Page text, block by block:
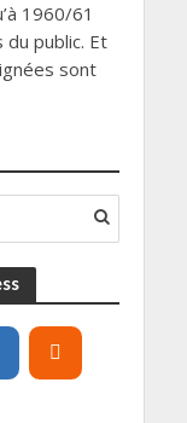
1960/61
du public. Et
sont